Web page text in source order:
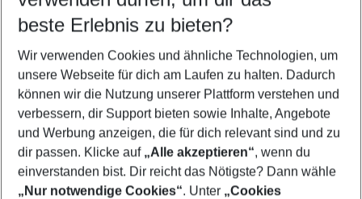
5-8 Nächte
2 Erwachsene Keine Kinder
Mehr Filter anzeigen
beste Erlebnis zu bieten?
Wir verwenden Cookies und ähnliche Technologien, um
unsere Webseite für dich am Laufen zu halten. Dadurch
können wir die Nutzung unserer Plattform verstehen und
verbessern, dir Support bieten sowie Inhalte, Angebote
und Werbung anzeigen, die für dich relevant sind und zu
dir passen. Klicke auf „Alle akzeptieren“, wenn du
einverstanden bist. Dir reicht das Nötigste? Dann wähle
„Nur notwendige Cookies“. Unter „Cookies